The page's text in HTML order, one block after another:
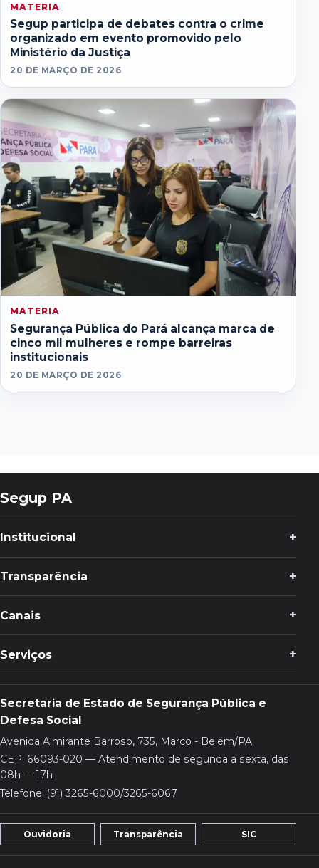
MATERIA
Segup participa de debates contra o crime
organizado em evento promovido pelo
Ministério da Justiça
20 DE MARÇO DE 2026
MATERIA
Segurança Pública do Pará alcança marca de
cinco mil mulheres e rompe barreiras
institucionais
20 DE MARÇO DE 2026
Segup PA
Institucional
Transparência
Canais
Serviços
Secretaria de Estado de Segurança Pública e
Defesa Social
Avenida Almirante Barroso, 735, Marco - Belém/PA
CEP: 66093-020 — Atendimento de segunda a sexta, das
08h — 17h
Telefone: (91) 3265-6000/3265-6067
Ouvidoria Transparência SIC